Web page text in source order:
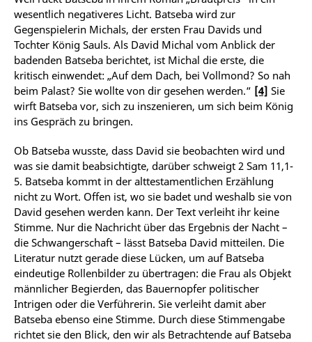
wesentlich negativeres Licht. Batseba wird zur
Gegenspielerin Michals, der ersten Frau Davids und
Tochter König Sauls. Als David Michal vom Anblick der
badenden Batseba berichtet, ist Michal die erste, die
kritisch einwendet: „Auf dem Dach, bei Vollmond? So nah
beim Palast? Sie wollte von dir gesehen werden.“ [4] Sie
wirft Batseba vor, sich zu inszenieren, um sich beim König
ins Gespräch zu bringen.
Ob Batseba wusste, dass David sie beobachten wird und
was sie damit beabsichtigte, darüber schweigt 2 Sam 11,1-
5. Batseba kommt in der alttestamentlichen Erzählung
nicht zu Wort. Offen ist, wo sie badet und weshalb sie von
David gesehen werden kann. Der Text verleiht ihr keine
Stimme. Nur die Nachricht über das Ergebnis der Nacht –
die Schwangerschaft – lässt Batseba David mitteilen. Die
Literatur nutzt gerade diese Lücken, um auf Batseba
eindeutige Rollenbilder zu übertragen: die Frau als Objekt
männlicher Begierden, das Bauernopfer politischer
Intrigen oder die Verführerin. Sie verleiht damit aber
Batseba ebenso eine Stimme. Durch diese Stimmengabe
richtet sie den Blick, den wir als Betrachtende auf Batseba